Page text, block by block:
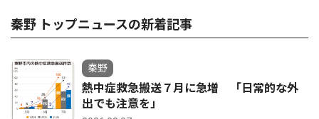
秦野 トップニュースの新着記事
秦野
熱中症救急搬送７月に急増 「日常的な外
出でも注意を」